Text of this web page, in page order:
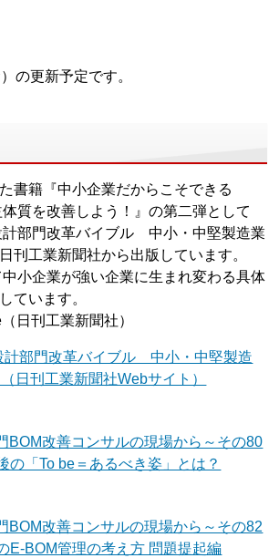
の更新予定です。
書籍『中小企業だからこそできる
質を改善しよう！』の第二弾として
計部門改革バイブル 中小・中堅製造業
刊工業新聞社から出版しています。
小企業が強い企業に生まれ変わる具体
ています。
日刊工業新聞社）
計部門改革バイブル 中小・中堅製造
日刊工業新聞社Webサイト）
BOM改善コンサルの現場から～その80
の「To be＝あるべき姿」とは？
BOM改善コンサルの現場から～その82
E-BOM管理の考え方 問題提起編